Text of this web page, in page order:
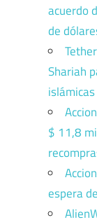
acuerdo
de
Shariah
$ 11,8
espera